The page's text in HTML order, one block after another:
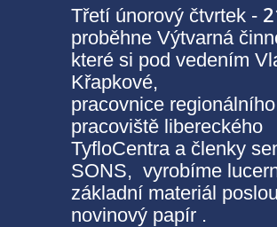
Třetí únorový čtvrtek -
proběhne Výtvarná
které si pod vedením
Křapkové,
pracovnice regionálního
pracoviště libereckého
TyfloCentra a členky
SONS, vyrobíme
základní materiál
novinový papír .